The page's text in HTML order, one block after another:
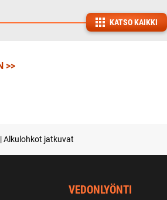
KATSO KAIKKI
>>
Alkulohkot jatkuvat
VEDONLYÖNTI